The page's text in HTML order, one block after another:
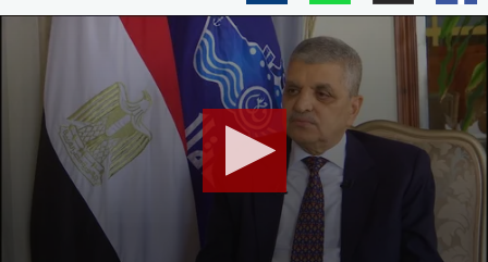
seconds
seconds